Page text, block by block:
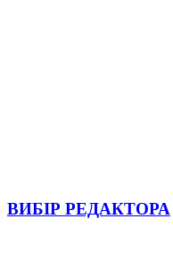
ВИБІР РЕДАКТОРА